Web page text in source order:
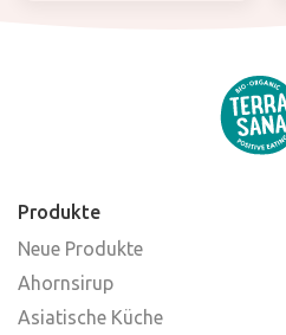
Produkte
Neue Produkte
Ahornsirup
Asiatische Küche